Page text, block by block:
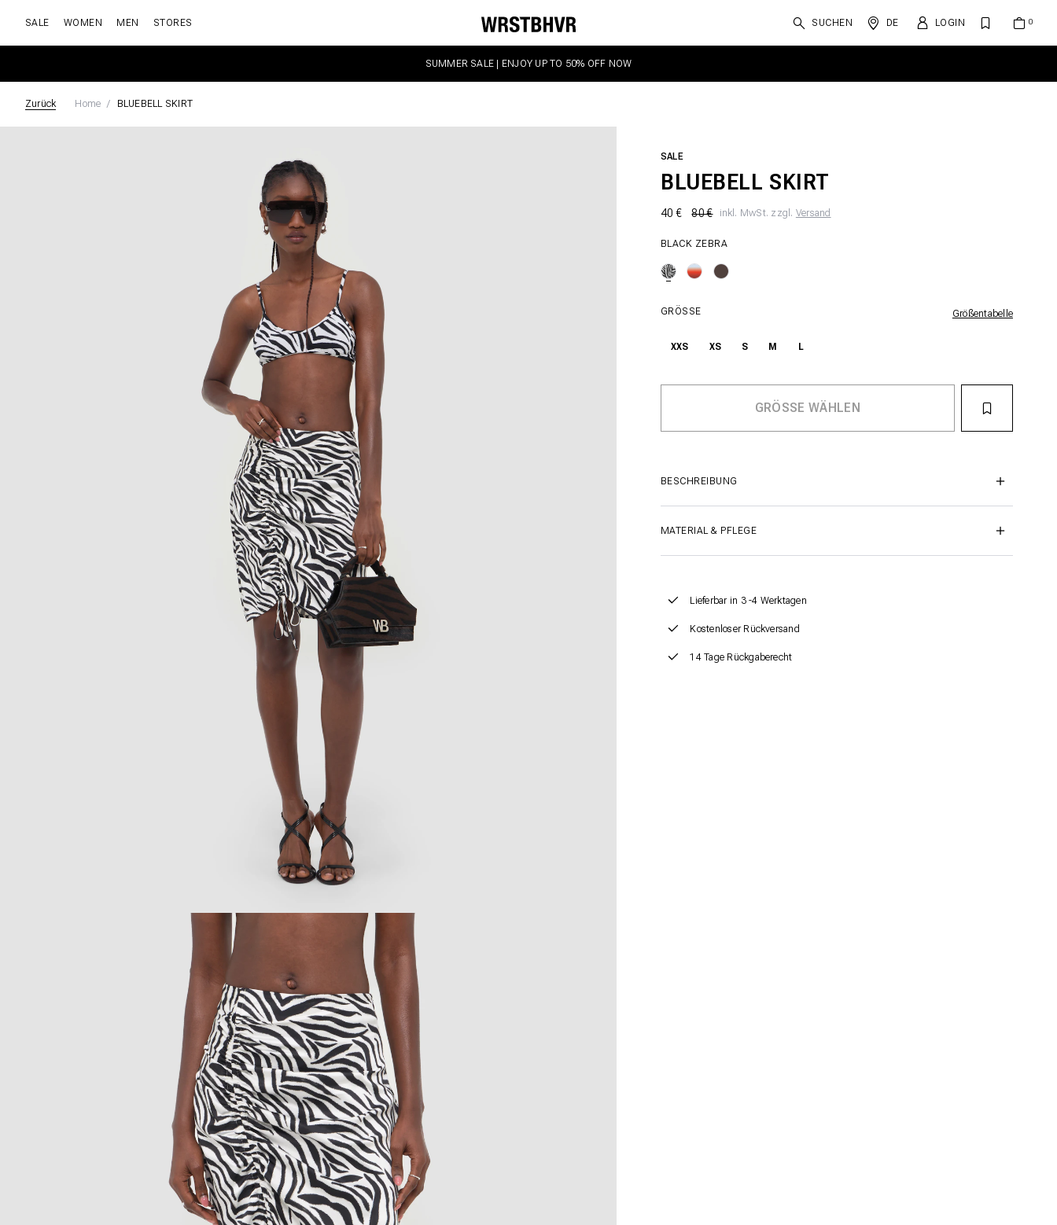
SALE WOMEN MEN STORES SUCHEN DE LOGIN
SUMMER SALE | ENJOY UP TO 50% OFF NOW
Zurück Home BLUEBELL SKIRT
SALE
BLUEBELL SKIRT
40 € 80 € inkl. MwSt. zzgl. Versand
BLACK ZEBRA
GRÖSSE Größentabelle
XXS XS S M L
BESCHREIBUNG
MATERIAL & PFLEGE
Lieferbar in 3 -4 Werktagen
Kostenloser Rückversand
14 Tage Rückgaberecht